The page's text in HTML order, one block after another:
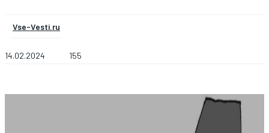
Vse-Vesti.ru
14.02.2024 155